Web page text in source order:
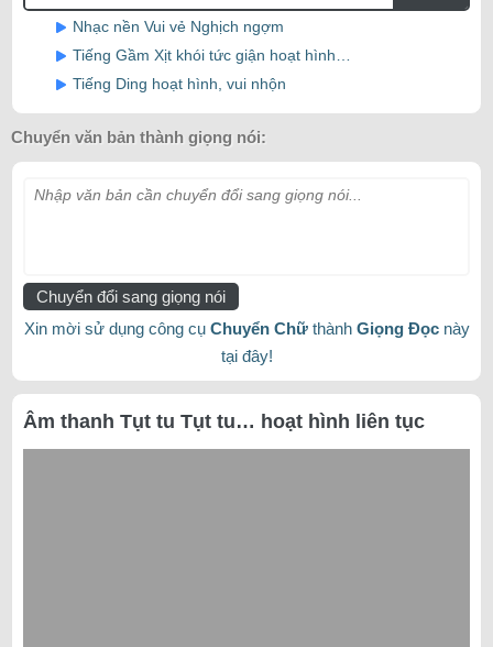
Nhạc nền Vui vẻ Nghịch ngợm
Tiếng Gầm Xịt khói tức giận hoạt hình…
Tiếng Ding hoạt hình, vui nhộn
Chuyển văn bản thành giọng nói:
Nhập văn bản cần chuyển đổi sang giọng nói...
Chuyển đổi sang giọng nói
Xin mời sử dụng công cụ Chuyển Chữthành Giọng Đọcnày
tại đây!
Âm thanh Tụt tu Tụt tu… hoạt hình liên tục